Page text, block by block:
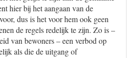
hier bij het aangaan van de
dus is het voor hem ook geen
de regels redelijk te zijn. Zo is –
van bewoners – een verbod op
als die de uitgang of